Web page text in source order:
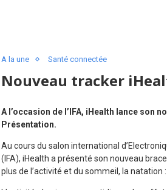
A la une Santé connectée
Nouveau tracker
A l’occasion de l’IFA, iHealth lance son
Présentation.
Au cours du salon international
(IFA), iHealth a présenté son nouveau
plus de l’activité et du sommeil, la natation :